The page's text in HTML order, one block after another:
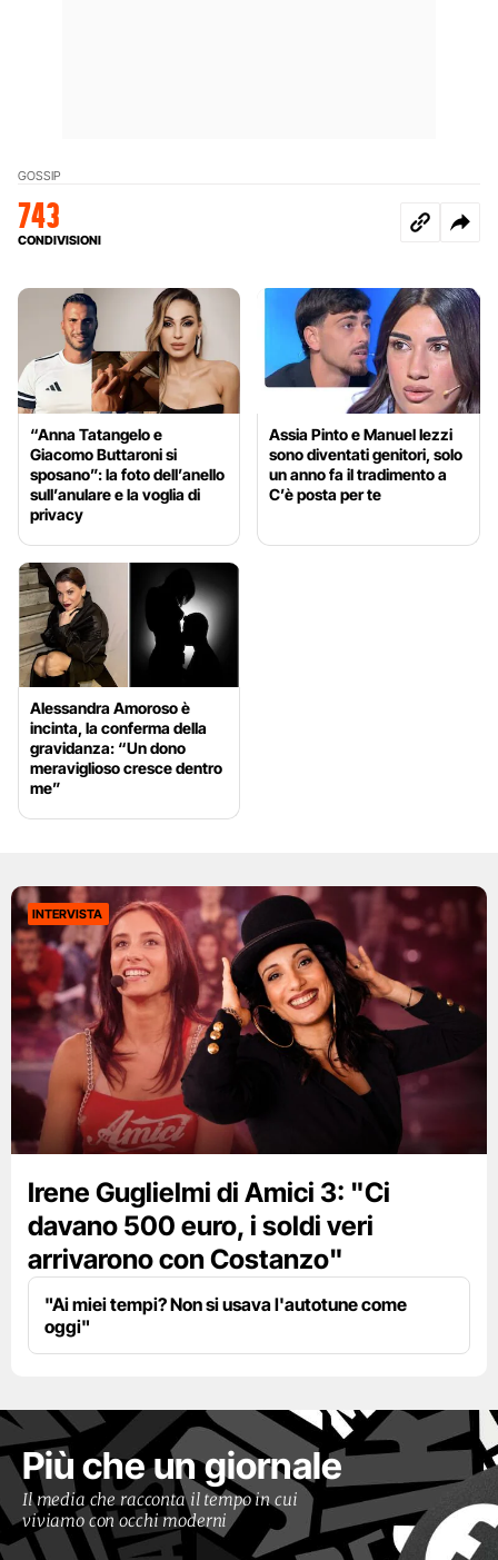
GOSSIP
743
CONDIVISIONI
“Anna Tatangelo e
Giacomo Buttaroni si
sposano”: la foto dell’anello
sull’anulare e la voglia di
privacy
Assia Pinto e Manuel Iezzi
sono diventati genitori, solo
un anno fa il tradimento a
C’è posta per te
Alessandra Amoroso è
incinta, la conferma della
gravidanza: “Un dono
meraviglioso cresce dentro
me”
INTERVISTA
Irene Guglielmi di Amici 3: "Ci
davano 500 euro, i soldi veri
arrivarono con Costanzo"
"Ai miei tempi? Non si usava l'autotune come
oggi"
Più che un giornale
Il media che racconta il tempo in cui
viviamo con occhi moderni